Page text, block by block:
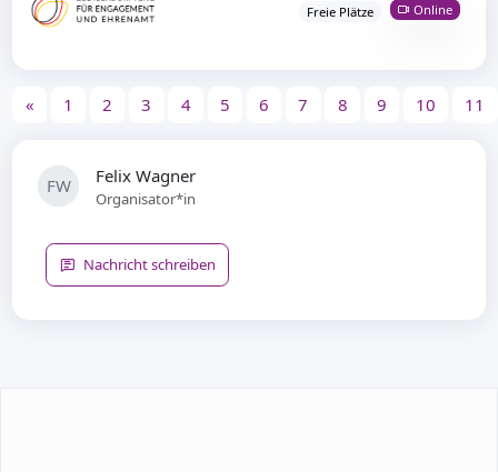
Freie Plätze Online
« 1 2 3 4 5 6 7 8 9 10 11
FW Felix Wagner
Organisator*in
Nachricht schreiben